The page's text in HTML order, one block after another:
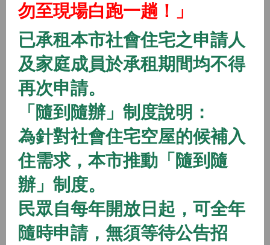
(115年隨到隨辦)中路四號社會住宅
2026/01/01 08:00 ~
開放中 隨到隨辦 住宅
(115年隨到隨辦)八德一號社會住宅
2026/01/01 08:00 ~
開放中 隨到隨辦
(115年隨到隨辦)八德二號社會住宅
2026/01/01 08:00 ~
勿至現場白跑一趟！」
已承租本市社會住宅之申請人
及家庭成員於承租期間均不得
再次申請。
「隨到隨辦」制度說明：
為針對社會住宅空屋的候補入
住需求，本市推動「隨到隨
辦」制度。
民眾自每年開放日起，可全年
隨時申請，無須等待公告招